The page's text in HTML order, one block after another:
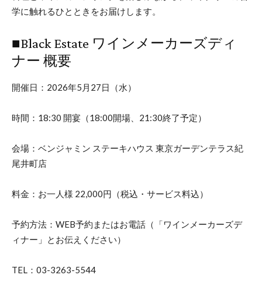
学に触れるひとときをお届けします。
■Black Estate ワインメーカーズディ
ナー 概要
開催日：2026年5月27日（水）
時間：18:30 開宴（18:00開場、21:30終了予定）
会場：ベンジャミン ステーキハウス 東京ガーデンテラス紀
尾井町店
料金：お一人様 22,000円（税込・サービス料込）
予約方法：WEB予約またはお電話（「ワインメーカーズデ
ィナー」とお伝えください）
TEL：03-3263-5544